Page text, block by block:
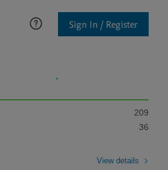
Sign In / Register
209
36
View details